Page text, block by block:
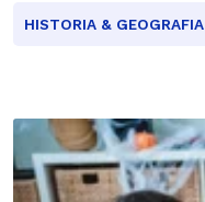
HISTORIA & GEOGRAFIA